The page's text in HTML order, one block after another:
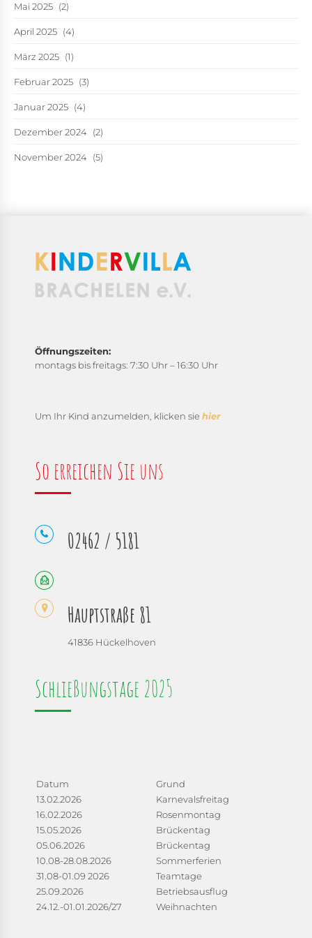
Mai 2025 (2)
April 2025 (4)
März 2025 (1)
Februar 2025 (3)
Januar 2025 (4)
Dezember 2024 (2)
November 2024 (5)
Öffnungszeiten:
montags bis freitags: 7:30 Uhr – 16:30 Uhr
Um Ihr Kind anzumelden, klicken sie hier
So erreichen Sie uns
02462 / 5181
Hauptstraße 81
41836 Hückelhoven
Schließungstage 2025
Datum
Grund
13.02.2026
Karnevalsfreitag
16.02.2026
Rosenmontag
15.05.2026
Brückentag
05.06.2026
Brückentag
10.08-28.08.2026
Sommerferien
31.08-01.09 2026
Teamtage
25.09.2026
Betriebsausflug
24.12.-01.01.2026/27
Weihnachten